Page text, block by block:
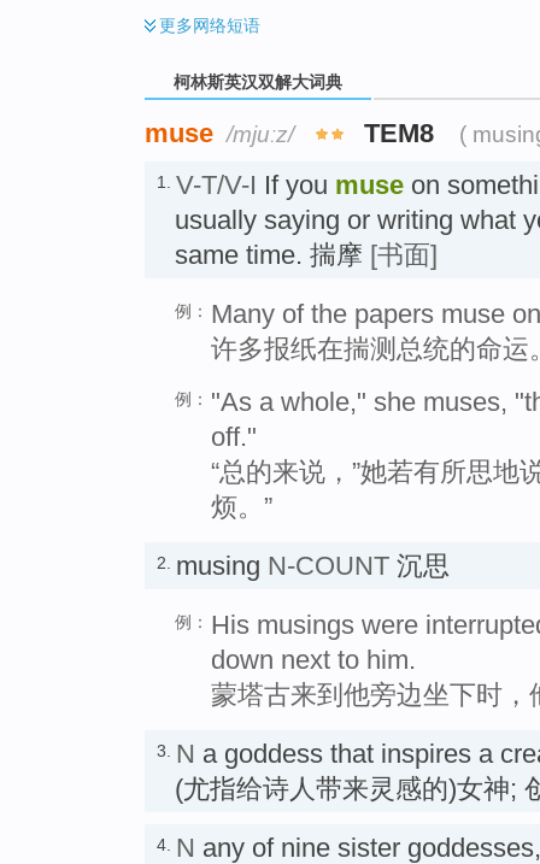
更多网络短语
柯林斯英汉双解大词典
muse /mjuːz/ TEM8 (
1. V-T/V-I If you muse on
usually saying or writing what
same time. 揣摩 [书面]
例： Many of the papers muse
许多报纸在揣测总统的命运
例： "As a whole," she muses,
off."
“总的来说，”她若有所思地
烦。”
2. musing N-COUNT 沉思
例： His musings were
down next to him.
蒙塔古来到他旁边坐下时，
3. N a goddess that inspires a
(尤指给诗人带来灵感的)女神;
4. N any of nine sister